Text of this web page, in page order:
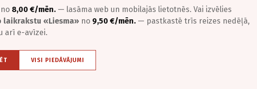
no 8,00 €/mēn. — lasāma web un mobilajās lietotnēs. Vai izvēlies
laikrakstu «Liesma» no 9,50 €/mēn. — pastkastē trīs reizes nedēļā,
arī e-avīzei.
VISI PIEDĀVĀJUMI